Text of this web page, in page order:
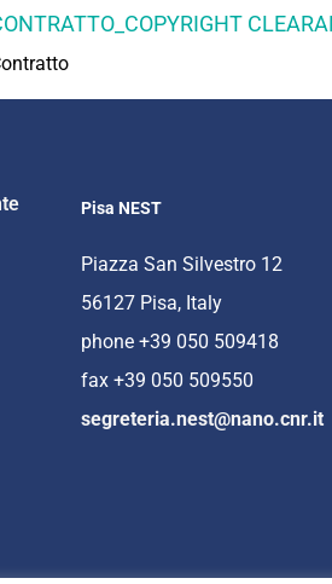
Pisa NEST
Piazza San Silvestro 12
56127 Pisa, Italy
phone +39 050 509418
fax +39 050 509550
segreteria.nest@nano.cnr.it